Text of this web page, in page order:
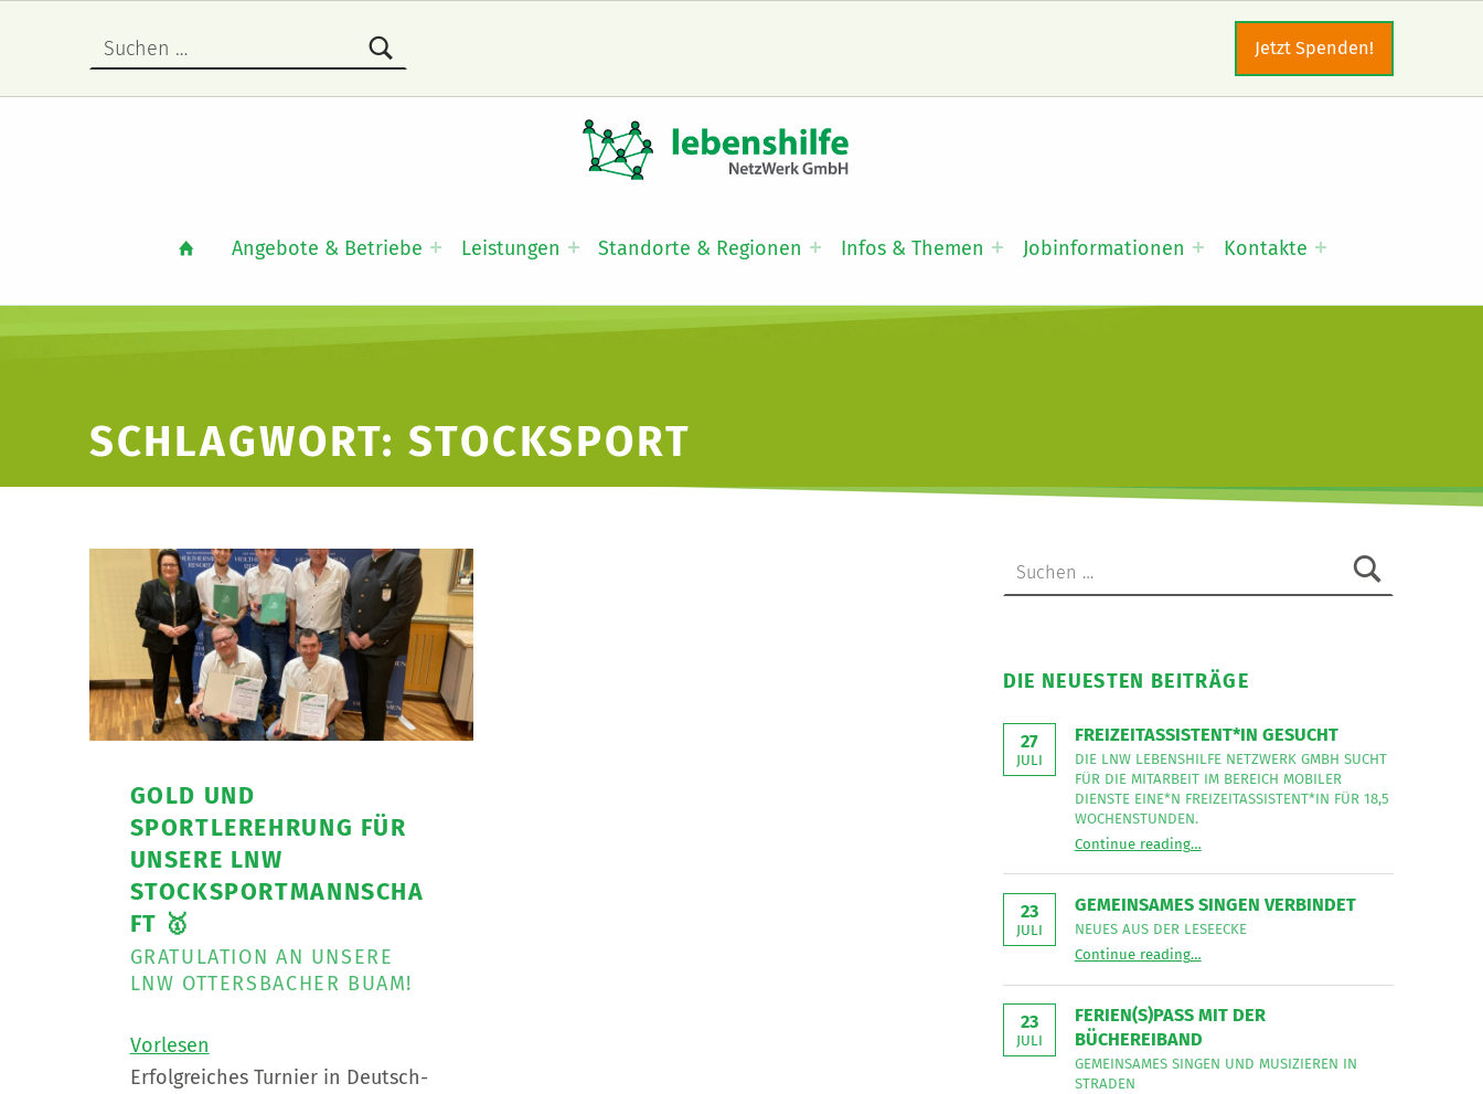
Angebote & Betriebe Leistungen Standorte & Regionen Infos & Themen Jobinformationen Kontakte
Jetzt Spenden!
SCHLAGWORT:STOCKSPORT
GOLD UND
SPORTLEREHRUNG FÜR
UNSERE LNW
STOCKSPORTMANNSCHA
FT 🥇
GRATULATION AN UNSERE
LNW OTTERSBACHER BUAM!
Vorlesen
Erfolgreiches Turnier in Deutsch-
DIE NEUESTEN BEITRÄGE
27
JULI
FREIZEITASSISTENT*IN GESUCHT
DIE LNW LEBENSHILFE NETZWERK GMBH SUCHT
FÜR DIE MITARBEIT IM BEREICH MOBILER
DIENSTE EINE*N FREIZEITASSISTENT*IN FÜR 18,5
WOCHENSTUNDEN.
Continue readingDie
Lebenshilfe
GmbH
für
die
Mitarbeit
im
Mobiler
eine*n
Freizeitassistent*in
…
23
JULI
GEMEINSAMES SINGEN VERBINDET
NEUES AUS DER LESEECKE
Continue readingNeues
der
”
…
23
JULI
FERIEN(S)PASS MIT DER
BÜCHEREIBAND
GEMEINSAMES SINGEN UND MUSIZIEREN IN
STRADEN